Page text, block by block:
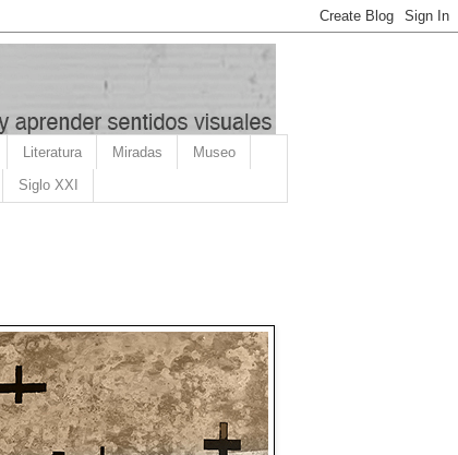
Literatura Miradas Museo
Siglo XXI